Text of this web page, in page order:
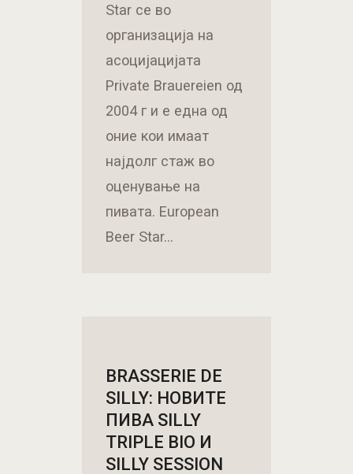
Star се во
организација на
асоцијацијата
Private Brauereien од
2004 г и е една од
оние кои имаат
најдолг стаж во
оценување на
пивата. European
Beer Star…
BRASSERIE DE
SILLY: НОВИТЕ
ПИВА SILLY
TRIPLE BIO И
SILLY SESSION